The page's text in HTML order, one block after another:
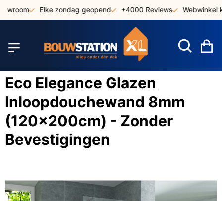
Elke zondag geopend +4000 Reviews Webwinkel
Eco Elegance Glazen
Inloopdouchewand 8mm
(120x200cm) - Zonder
Bevestigingen